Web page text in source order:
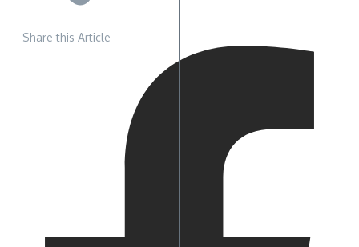
Share this Article